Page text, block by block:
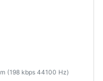
(198 kbps 44100 Hz)